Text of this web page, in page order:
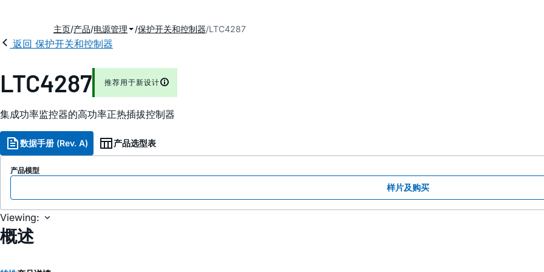
主页 产品 电源管理 保护开关和控制器 LTC4287
返回 保护开关和控制器
LTC4287 推荐用于新设计
集成功率监控器的高功率正热插拔控制器
数据手册 (Rev. A) 产品选型表
产品模型
样片及购买
Viewing:
概述